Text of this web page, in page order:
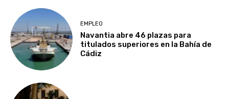
EMPLEO
Navantia abre 46 plazas para
titulados superiores en la Bahía de
Cádiz